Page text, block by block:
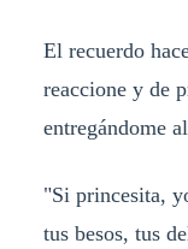
El recuerdo
reaccione y de
entregándome
"Si princesita,
tus besos, tus